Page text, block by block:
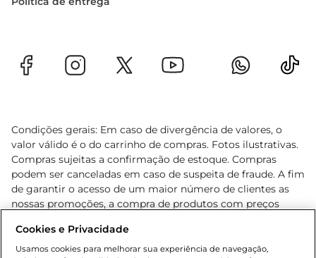
Condições gerais: Em caso de divergência de valores, o
valor válido é o do carrinho de compras. Fotos ilustrativas.
Compras sujeitas a confirmação de estoque. Compras
podem ser canceladas em caso de suspeita de fraude. A fim
de garantir o acesso de um maior número de clientes as
nossas promoções, a compra de produtos com preços
cliente. Os preços, ofertas e condições são exclusivos para
o e-commerce e válidos durante o dia de hoje, podendo
Cookies e Privacidade
Usamos cookies para melhorar sua experiência de navegação,